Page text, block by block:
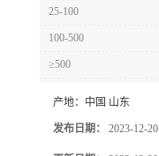
25-100
100-500
≥500
产地： 中国 山东
发布日期： 2023-12-20